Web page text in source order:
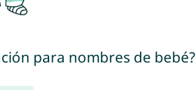
para nombres de bebé?